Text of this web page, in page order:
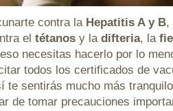
contra la Hepatitis A y B,
el tétanos y ladifteria, la
necesitas hacerlo por lo
todos los certificados de
te sentirás mucho más
de tomar precauciones